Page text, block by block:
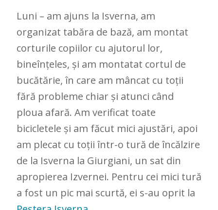
Luni – am ajuns la Isverna, am
organizat tabăra de bază, am montat
corturile copiilor cu ajutorul lor,
bineînțeles, și am montatat cortul de
bucătărie, în care am mâncat cu toții
fără probleme chiar și atunci când
ploua afară. Am verificat toate
bicicletele și am făcut mici ajustări, apoi
am plecat cu toții într-o tură de încălzire
de la Isverna la Giurgiani, un sat din
apropierea Izvernei. Pentru cei mici tură
a fost un pic mai scurtă, ei s-au oprit la